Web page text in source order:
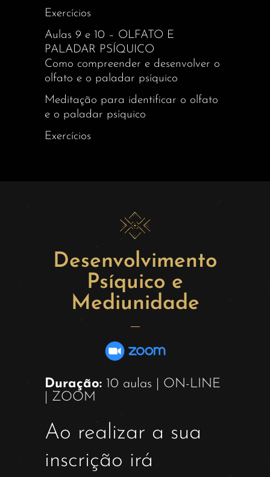
Exercícios
Aulas 9 e 10 – OLFATO E
PALADAR PSÍQUICO
Como compreender e desenvolver o
olfato e o paladar psíquico
Meditação para identificar o olfato
e o paladar psíquico
Exercícios
Desenvolvimento
Psíquico e
Mediunidade
Duração: 10 aulas | ON-LINE
| ZOOM
Ao realizar a sua
inscrição irá